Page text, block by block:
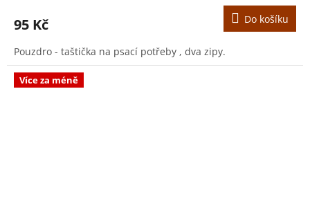
95 Kč Do košíku
Pouzdro - taštička na psací potřeby , dva zipy.
Více za méně